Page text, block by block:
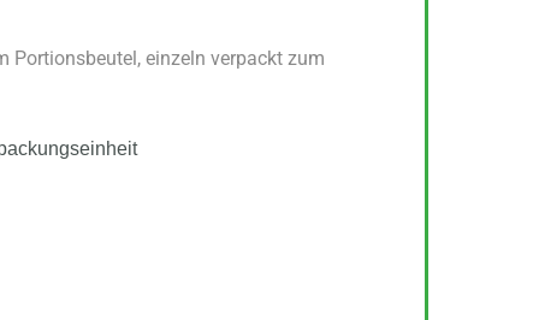
Portionsbeutel, einzeln verpackt zum